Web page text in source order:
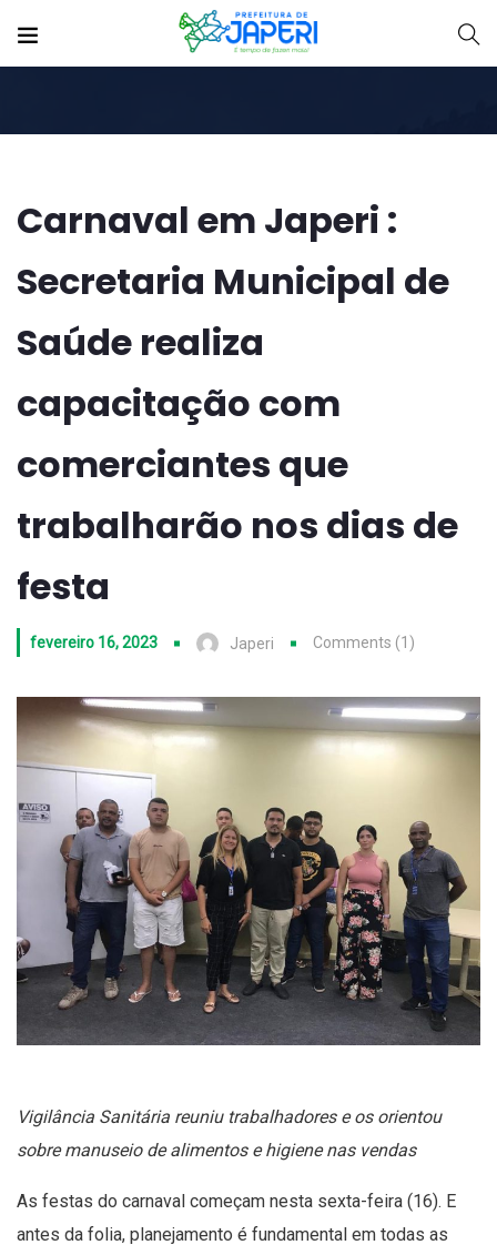
Carnaval em Japeri :
Secretaria Municipal de
Saúde realiza
capacitação com
comerciantes que
trabalharão nos dias de
festa
fevereiro 16, 2023 Japeri Comments (1)
Vigilância Sanitária reuniu trabalhadores e os orientou
sobre manuseio de alimentos e higiene nas vendas
As festas do carnaval começam nesta sexta-feira (16). E
antes da folia, planejamento é fundamental em todas as